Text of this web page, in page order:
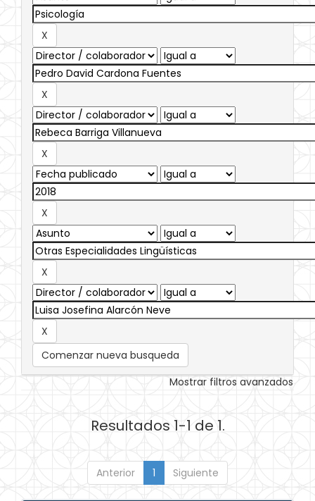
Comenzar nueva busqueda
Mostrar filtros avanzados
Resultados 1-1 de 1.
Anterior 1 Siguiente